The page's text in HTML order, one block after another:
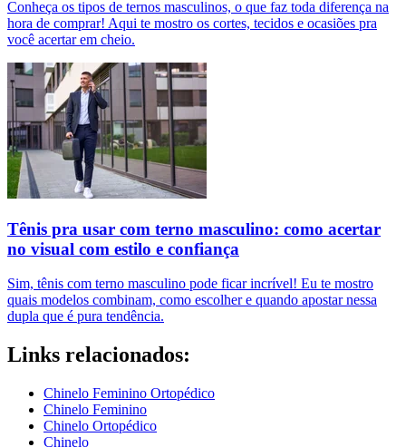
Conheça os tipos de ternos masculinos, o que faz toda diferença na
hora de comprar! Aqui te mostro os cortes, tecidos e ocasiões pra
você acertar em cheio.
Tênis pra usar com terno masculino: como acertar
no visual com estilo e confiança
Sim, tênis com terno masculino pode ficar incrível! Eu te mostro
quais modelos combinam, como escolher e quando apostar nessa
dupla que é pura tendência.
Links relacionados:
Chinelo Feminino Ortopédico
Chinelo Feminino
Chinelo Ortopédico
Chinelo